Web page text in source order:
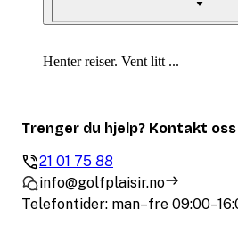
Henter reiser. Vent litt ...
Trenger du hjelp? Kontakt
21 01 75 88
info@golfplaisir.no
Telefontider: man–fre